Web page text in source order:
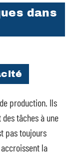
dans
production. Ils
tâches à une
pas toujours
la